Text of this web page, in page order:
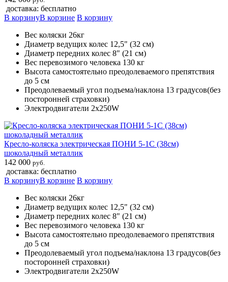
доставка: бесплатно
В корзинуВ корзине В корзину
Вес коляски 26кг
Диаметр ведущих колес 12,5" (32 см)
Диаметр передних колес 8" (21 см)
Вес перевозимого человека 130 кг
Высота самостоятельно преодолеваемого препятствия
до 5 см
Преодолеваемый угол подъема/наклона 13 градусов(без
посторонней страховки)
Электродвигатели 2х250W
Кресло-коляска электрическая ПОНИ 5-1С (38см)
шоколадный металлик
142 000 руб.
доставка: бесплатно
В корзинуВ корзине В корзину
Вес коляски 26кг
Диаметр ведущих колес 12,5" (32 см)
Диаметр передних колес 8" (21 см)
Вес перевозимого человека 130 кг
Высота самостоятельно преодолеваемого препятствия
до 5 см
Преодолеваемый угол подъема/наклона 13 градусов(без
посторонней страховки)
Электродвигатели 2х250W